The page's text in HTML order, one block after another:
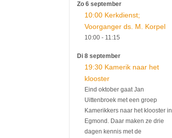
Zo 6 september
10:00 Kerkdienst;
Voorganger ds. M. Korpel
10:00 - 11:15
Di 8 september
19:30 Kamerik naar het
klooster
Eind oktober gaat Jan
Uittenbroek met een groep
Kamerikkers naar het klooster in
Egmond. Daar maken ze drie
dagen kennis met de